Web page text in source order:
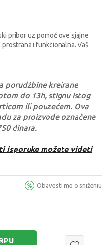
pribor uz pomoć ove sjajne
i funkcionalna. Vaš
porudžbine kreirane
do 13h, stignu istog
ili pouzećem. Ova
za proizvode označene
dinara.
isporuke možete videti
Obavesti me o sniženju